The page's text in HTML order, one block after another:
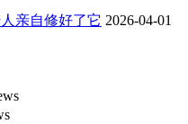
亲自修好了它 2026-04-01